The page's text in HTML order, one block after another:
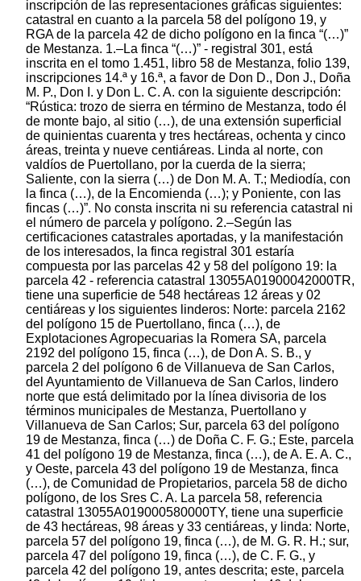
inscripción de las representaciones gráficas siguientes:
catastral en cuanto a la parcela 58 del polígono 19, y
RGA de la parcela 42 de dicho polígono en la finca “(…)”
de Mestanza. 1.–La finca “(…)” - registral 301, está
inscrita en el tomo 1.451, libro 58 de Mestanza, folio 139,
inscripciones 14.ª y 16.ª, a favor de Don D., Don J., Doña
M. P., Don I. y Don L. C. A. con la siguiente descripción:
“Rústica: trozo de sierra en término de Mestanza, todo él
de monte bajo, al sitio (…), de una extensión superficial
de quinientas cuarenta y tres hectáreas, ochenta y cinco
áreas, treinta y nueve centiáreas. Linda al norte, con
valdíos de Puertollano, por la cuerda de la sierra;
Saliente, con la sierra (…) de Don M. A. T.; Mediodía, con
la finca (…), de la Encomienda (…); y Poniente, con las
fincas (…)”. No consta inscrita ni su referencia catastral ni
el número de parcela y polígono. 2.–Según las
certificaciones catastrales aportadas, y la manifestación
de los interesados, la finca registral 301 estaría
compuesta por las parcelas 42 y 58 del polígono 19: la
parcela 42 - referencia catastral 13055A01900042000TR,
tiene una superficie de 548 hectáreas 12 áreas y 02
centiáreas y los siguientes linderos: Norte: parcela 2162
del polígono 15 de Puertollano, finca (…), de
Explotaciones Agropecuarias la Romera SA, parcela
2192 del polígono 15, finca (…), de Don A. S. B., y
parcela 2 del polígono 6 de Villanueva de San Carlos,
del Ayuntamiento de Villanueva de San Carlos, lindero
norte que está delimitado por la línea divisoria de los
términos municipales de Mestanza, Puertollano y
Villanueva de San Carlos; Sur, parcela 63 del polígono
19 de Mestanza, finca (…) de Doña C. F. G.; Este, parcela
41 del polígono 19 de Mestanza, finca (…), de A. E. A. C.,
y Oeste, parcela 43 del polígono 19 de Mestanza, finca
(…), de Comunidad de Propietarios, parcela 58 de dicho
polígono, de los Sres C. A. La parcela 58, referencia
catastral 13055A019000580000TY, tiene una superficie
de 43 hectáreas, 98 áreas y 33 centiáreas, y linda: Norte,
parcela 57 del polígono 19, finca (…), de M. G. R. H.; sur,
parcela 47 del polígono 19, finca (…), de C. F. G., y
parcela 42 del polígono 19, antes descrita; este, parcela